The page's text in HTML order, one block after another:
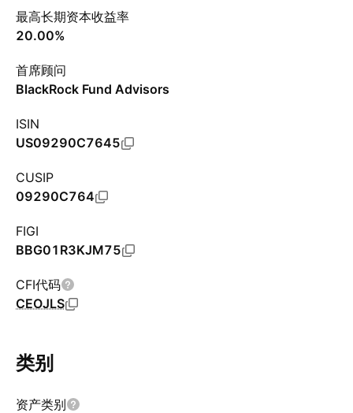
最高长期资本收益率
20.00%
首席顾问
BlackRock Fund Advisors
ISIN
US09290C7645
CUSIP
09290C764
FIGI
BBG01R3KJM75
CFI代码
CEOJLS
类别
资产类别